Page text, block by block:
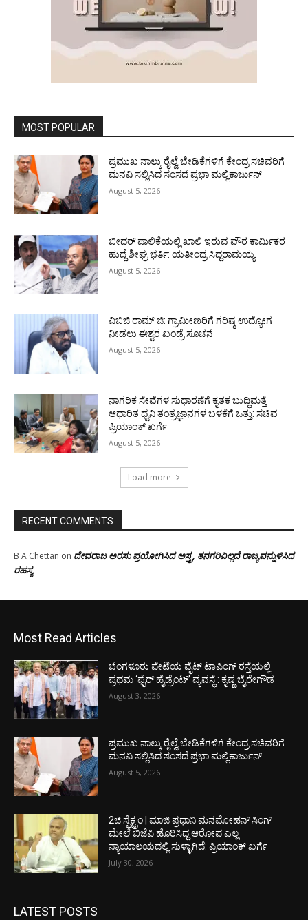
MOST POPULAR
ಪ್ರಮುಖ ನಾಲ್ಕು ರೈಲ್ವೆ ಬೇಡಿಕೆಗಳಿಗೆ ಕೇಂದ್ರ ಸಚಿವರಿಗೆ
ಮನವಿ ಸಲ್ಲಿಸಿದ ಸಂಸದೆ ಪ್ರಭಾ ಮಲ್ಲಿಕಾರ್ಜುನ್
August 5, 2026
ಬೀದರ್ ಪಾಲಿಕೆಯಲ್ಲಿ ಖಾಲಿ ಇರುವ ಪೌರ ಕಾರ್ಮಿಕರ
ಹುದ್ದೆ ಶೀಘ್ರ ಭರ್ತಿ: ಯತೀಂದ್ರ ಸಿದ್ದರಾಮಯ್ಯ
August 5, 2026
ವಿಬಿಜಿ ರಾಮ್ ಜಿ: ಗ್ರಾಮೀಣರಿಗೆ ಗರಿಷ್ಠ ಉದ್ಯೋಗ
ನೀಡಲು ಈಶ್ವರ ಖಂಡ್ರೆ ಸೂಚನೆ
August 5, 2026
ನಾಗರಿಕ ಸೇವೆಗಳ ಸುಧಾರಣೆಗೆ ಕೃತಕ ಬುದ್ಧಿಮತ್ತೆ
ಆಧಾರಿತ ಧ್ವನಿ ತಂತ್ರಜ್ಞಾನಗಳ ಬಳಕೆಗೆ ಒತ್ತು: ಸಚಿವ
ಪ್ರಿಯಾಂಕ್ ಖರ್ಗೆ
August 5, 2026
Load more
RECENT COMMENTS
B A Chettan on ದೇವರಾಜ ಅರಸು ಪ್ರಯೋಗಿಸಿದ ಅಸ್ತ್ರ, ತನಗರಿವಿಲ್ಲದೆ ರಾಜ್ಯವನ್ನುಳಿಸಿದ
ರಹಸ್ಯ
Most Read Articles
ಬೆಂಗಳೂರು ಪೇಟೆಯ ವೈಟ್ ಟಾಪಿಂಗ್ ರಸ್ತೆಯಲ್ಲಿ
ಪ್ರಥಮ ‘ಫೈರ್ ಹೈಡ್ರೆಂಟ್’ ವ್ಯವಸ್ಥೆ : ಕೃಷ್ಣ ಬೈರೇಗೌಡ
August 3, 2026
ಪ್ರಮುಖ ನಾಲ್ಕು ರೈಲ್ವೆ ಬೇಡಿಕೆಗಳಿಗೆ ಕೇಂದ್ರ ಸಚಿವರಿಗೆ
ಮನವಿ ಸಲ್ಲಿಸಿದ ಸಂಸದೆ ಪ್ರಭಾ ಮಲ್ಲಿಕಾರ್ಜುನ್
August 5, 2026
2ಜಿ ಸ್ಪೆಕ್ಟ್ರಂ | ಮಾಜಿ ಪ್ರಧಾನಿ ಮನಮೋಹನ್ ಸಿಂಗ್
ಮೇಲೆ ಬಿಜೆಪಿ ಹೊರಿಸಿದ್ದ ಆರೋಪ ಎಲ್ಲ
ನ್ಯಾಯಾಲಯದಲ್ಲಿ ಸುಳ್ಳಾಗಿದೆ: ಪ್ರಿಯಾಂಕ್ ಖರ್ಗೆ
July 30, 2026
LATEST POSTS